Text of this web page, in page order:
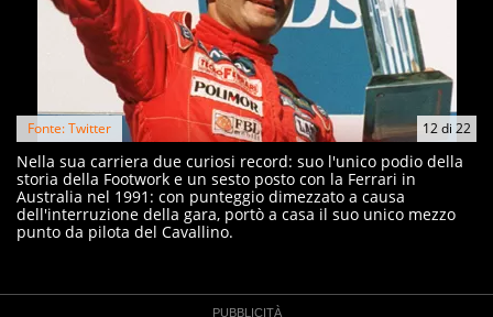
12di 22
Fonte: Twitter
Nella sua carriera due curiosi record: suo l'unico podio della
storia della Footwork e un sesto posto con la Ferrari in
Australia nel 1991: con punteggio dimezzato a causa
dell'interruzione della gara, portò a casa il suo unico mezzo
punto da pilota del Cavallino.